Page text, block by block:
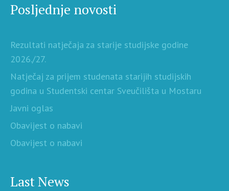
Posljednje novosti
Rezultati natječaja za starije studijske godine
2026./27.
Natječaj za prijem studenata starijih studijskih
godina u Studentski centar Sveučilišta u Mostaru
Javni oglas
Obavijest o nabavi
Obavijest o nabavi
Last News